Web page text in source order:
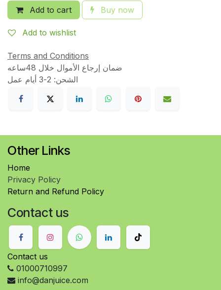
Add to cart Buy now
Add to wishlist
Terms and Conditions
الشحن: 2-3 أيام عمل
Other Links
Home
Privacy Policy
Return and Refund Policy
Contact us
Contact us
01000710997
info@danjuice.com